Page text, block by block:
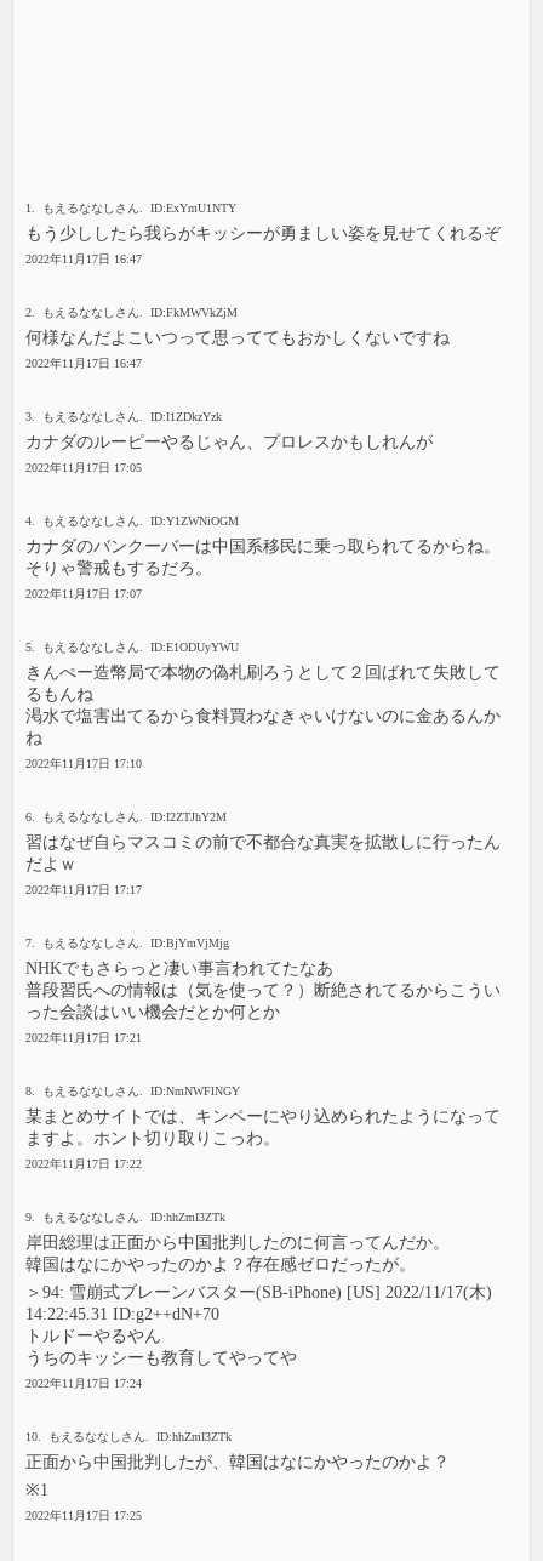
1. もえるななしさん. ID:ExYmU1NTY
もう少ししたら我らがキッシーが勇ましい姿を見せてくれるぞ
2022年11月17日 16:47
2. もえるななしさん. ID:FkMWVkZjM
何様なんだよこいつって思っててもおかしくないですね
2022年11月17日 16:47
3. もえるななしさん. ID:I1ZDkzYzk
カナダのルーピーやるじゃん、プロレスかもしれんが
2022年11月17日 17:05
4. もえるななしさん. ID:Y1ZWNiOGM
カナダのバンクーバーは中国系移民に乗っ取られてるからね。
そりゃ警戒もするだろ。
2022年11月17日 17:07
5. もえるななしさん. ID:E1ODUyYWU
きんぺー造幣局で本物の偽札刷ろうとして２回ばれて失敗して
るもんね
渇水で塩害出てるから食料買わなきゃいけないのに金あるんか
ね
2022年11月17日 17:10
6. もえるななしさん. ID:I2ZTJhY2M
習はなぜ自らマスコミの前で不都合な真実を拡散しに行ったん
だよｗ
2022年11月17日 17:17
7. もえるななしさん. ID:BjYmVjMjg
NHKでもさらっと凄い事言われてたなあ
普段習氏への情報は（気を使って？）断絶されてるからこうい
った会談はいい機会だとか何とか
2022年11月17日 17:21
8. もえるななしさん. ID:NmNWFlNGY
某まとめサイトでは、キンペーにやり込められたようになって
ますよ。ホント切り取りこっわ。
2022年11月17日 17:22
9. もえるななしさん. ID:hhZmI3ZTk
岸田総理は正面から中国批判したのに何言ってんだか。
韓国はなにかやったのかよ？存在感ゼロだったが。
＞94: 雪崩式ブレーンバスター(SB-iPhone) [US] 2022/11/17(木)
14:22:45.31 ID:g2++dN+70
トルドーやるやん
うちのキッシーも教育してやってや
2022年11月17日 17:24
10. もえるななしさん. ID:hhZmI3ZTk
正面から中国批判したが、韓国はなにかやったのかよ？
※1
2022年11月17日 17:25